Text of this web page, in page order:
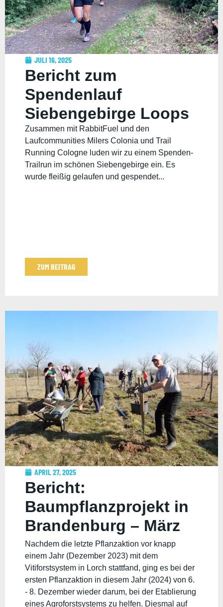
JULI 16, 2025
Bericht zum
Spendenlauf
Siebengebirge Loops
Zusammen mit RabbitFuel und den
Laufcommunities Milers Colonia und Trail
Running Cologne luden wir zu einem Spenden-
Trailrun im schönen Siebengebirge ein. Es
wurde fleißig gelaufen und gespendet...
ZUM BEITRAG
APRIL 27, 2025
Bericht:
Baumpflanzprojekt in
Brandenburg – März
2025 von Marike und
Lukas
Nachdem die letzte Pflanzaktion vor knapp
einem Jahr (Dezember 2023) mit dem
Vitiforstsystem in Lorch stattfand, ging es bei der
ersten Pflanzaktion in diesem Jahr (2024) von 6.
- 8. Dezember wieder darum, bei der Etablierung
eines Agroforstsystems zu helfen. Diesmal auf